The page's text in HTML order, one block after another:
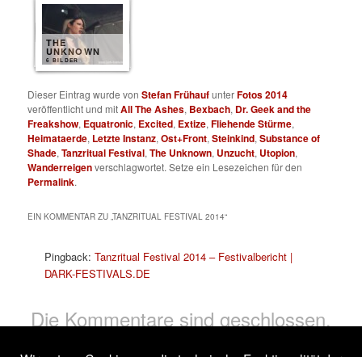
THE
UNKNOWN
6 BILDER
Dieser Eintrag wurde vonStefan FrühaufunterFotos 2014
veröffentlicht und mitAll The Ashes, Bexbach, Dr. Geek and the
Freakshow, Equatronic, Excited, Extize,Fliehende Stürme,
Heimataerde, Letzte Instanz,Ost+Front,Steinkind,Substance of
Shade,Tanzritual Festival,The Unknown, Unzucht, Utopion,
Wanderreigenverschlagwortet. Setze ein Lesezeichen für den
Permalink.
EIN KOMMENTAR ZU „TANZRITUAL FESTIVAL 2014“
Pingback:Tanzritual Festival 2014 – Festivalbericht |
DARK-FESTIVALS.DE
Die Kommentare sind geschlossen.